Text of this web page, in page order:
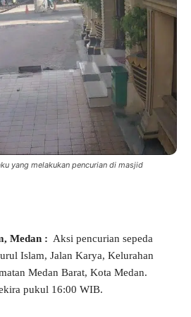
yang melakukan pencurian di masjid
Medan : Aksi pencurian sepeda
Islam, Jalan Karya, Kelurahan
Medan Barat, Kota Medan.
pukul 16:00 WIB.